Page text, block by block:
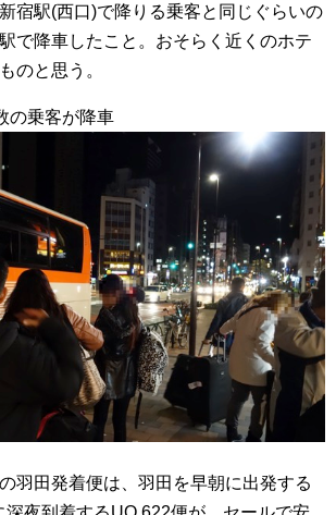
宿駅(西口)で降りる乗客と同じぐらいの
で降車したこと。おそらく近くのホテ
のと思う。
の乗客が降車
羽田発着便は、羽田を早朝に出発する